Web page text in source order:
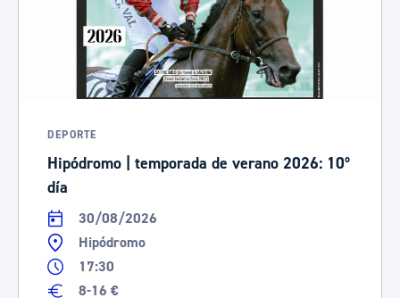
DEPORTE
Hipódromo | temporada de verano 2026: 10º
día
30/08/2026
Hipódromo
17:30
8-16 €